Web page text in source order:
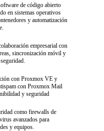
de código abierto
en sistemas operativos
y automatización
empresarial con
sincronización móvil y
con Proxmox VE y
con Proxmox Mail
y seguridad
como firewalls de
avanzados para
y equipos.